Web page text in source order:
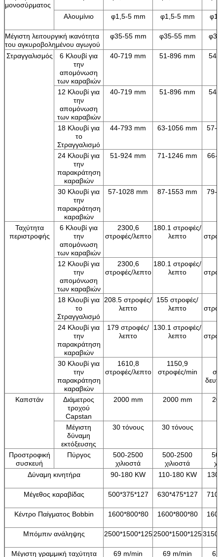
μονοσύρματος
Αλουμίνιο φ1,5-5 mm φ1,5-5 mm
Μέγιστη λειτουργική ικανότητα
του αγκυροβολημένου αγωγού
φ35-55 mm φ35-55 mm
Στραγγαλισμός
6 Κλουβί για
την
απομόνωση
των καραβιών
40-719 mm 51-896 mm 54-
12 Κλουβί για
την
απομόνωση
των καραβιών
40-719 mm 51-896 mm 54-
18 Κλουβί για
το
Στραγγαλισμό
44-793 mm 63-1056 mm 57-
24 Κλουβί για
την
παρακράτηση
καραβιών
51-924 mm 71-1246 mm 66-
30 Κλουβί για
την
παρακράτηση
καραβιών
57-1028 mm 87-1553 mm 79-
Ταχύτητα
περιστροφής
6 Κλουβί για
την
απομόνωση
των καραβιών
2300,6
στροφές/λεπτο
180.1 στροφές/
λεπτο
12 Κλουβί για
την
απομόνωση
των καραβιών
2300,6
στροφές/λεπτο
180.1 στροφές/
λεπτο
18 Κλουβί για
το
Στραγγαλισμό
208.5 στροφές/
λεπτο
155 στροφές/
λεπτο
24 Κλουβί για
την
παρακράτηση
καραβιών
179 στροφές/
λεπτο
130.1 στροφές/
λεπτο
30 Κλουβί για
την
παρακράτηση
καραβιών
1610,8
στροφές/λεπτο
1150,9
στροφές/min
Καπστάν
Διάμετρος
τροχού
Capstan
2000 mm 2000 mm
Μέγιστη
δύναμη
εκτόξευσης
30 τόνους 30 τόνους
Προστροφική
συσκευή
Πύργος
500-2500
χιλιοστά
500-2500
χιλιοστά
Δύναμη κινητήρα
90-180 KW 110-180 KW
Μέγεθος καραβίδας 500*375*127 630*475*127
Κέντρο Παίγματος Bobbin 1600*800*80 1600*800*80
Μπόμπιν ανάληψης 2500*1500*125 2500*1500*125
Μέγιστη γραμμική ταχύτητα 69 m/min 69 m/min